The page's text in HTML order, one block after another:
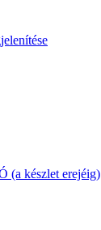
készlet erejéig)